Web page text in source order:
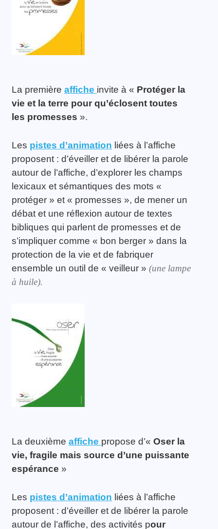
La première affiche invite à « Protéger la
vie et la terre pour qu’éclosent toutes
les promesses ».
Les pistes d’animation liées à l’affiche
proposent : d’éveiller et de libérer la parole
autour de l’affiche, d’explorer les champs
lexicaux et sémantiques des mots «
protéger » et « promesses », de mener un
débat et une réflexion autour de textes
bibliques qui parlent de promesses et de
s’impliquer comme « bon berger » dans la
protection de la vie et de fabriquer
ensemble un outil de « veilleur » (une lampe
à huile).
La deuxième affiche propose d’« Oser la
vie, fragile mais source d’une puissante
espérance »
Les pistes d’animation liées à l’affiche
proposent : d’éveiller et de libérer la parole
autour de l’affiche, des activités pour